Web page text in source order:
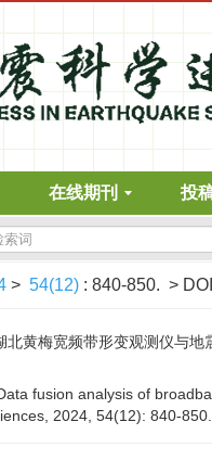
在线期刊 投
> 54(12) : 840-850. >
北黄梅宽频带形变观测仪与
fusion analysis of
2024, 54(12): 840-850.